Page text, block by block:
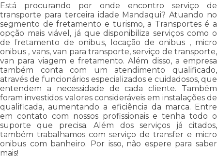
Está procurando por onde encontro serviço de
transporte para terceira idade Mandaqui? Atuando no
segmento de fretamento e turismo, a Transportes é a
opção mais viável, já que disponibiliza serviços como o
de fretamento de onibus, locação de onibus , micro
onibus , vans, van para transporte, serviço de transporte,
van para viagem e fretamento. Além disso, a empresa
também conta com um atendimento qualificado,
através de funcionários especializados e cuidadosos, que
entendem a necessidade de cada cliente. Também
foram investidos valores consideráveis em instalações de
qualificada, aumentando a eficiência da marca. Entre
em contato com nossos profissionais e tenha todo o
suporte que precisa. Além dos serviços já citados,
também trabalhamos com serviço de transfer e micro
onibus com banheiro. Por isso, não espere para saber
mais!